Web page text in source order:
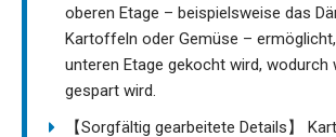
oberen Etage – beispielsweise das
Kartoffeln oder Gemüse –
unteren Etage gekocht wird, wodurch
gespart wird.
【Sorgfältig gearbeitete Details】